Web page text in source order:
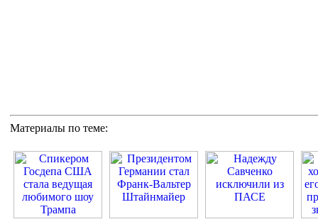
Материалы по теме: